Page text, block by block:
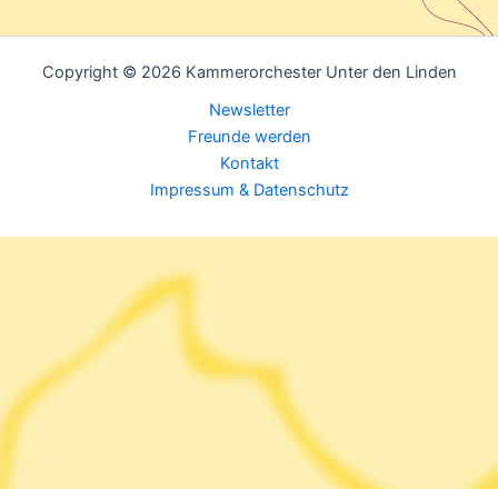
Copyright © 2026 Kammerorchester Unter den Linden
Newsletter
Freunde werden
Kontakt
Impressum & Datenschutz